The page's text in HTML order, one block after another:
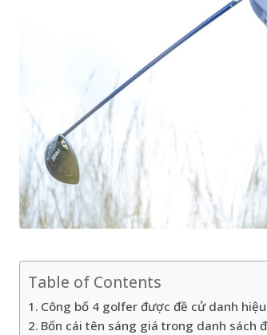
Table of Contents
Công bố 4 golfer được đề cử danh
Bốn cái tên sáng giá trong danh sách